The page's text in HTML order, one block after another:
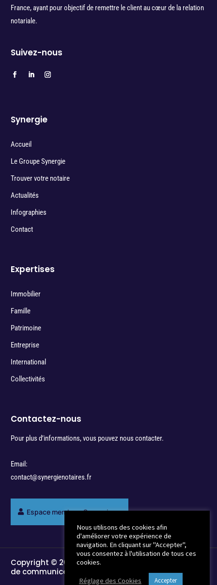
France, ayant pour objectif de remettre le client au cœur de la relation
notariale.
Suivez-nous
Synergie
Accueil
Le Groupe Synergie
Trouver votre notaire
Actualités
Infographies
Contact
Expertises
Immobilier
Famille
Patrimoine
Entreprise
International
Collectivités
Contactez-nous
Pour plus d’informations, vous pouvez nous contacter.
Email:
contact@synergienotaires.fr
Espace membres Synergie
Copyright © 2022 - Break-Out Company - Agence
de communication
Nous utilisons des cookies afin
d'améliorer votre expérience de
navigation. En cliquant sur "Accepter",
vous consentez à l'utilisation de tous ces
cookies.
Réglage des Cookies Accepter